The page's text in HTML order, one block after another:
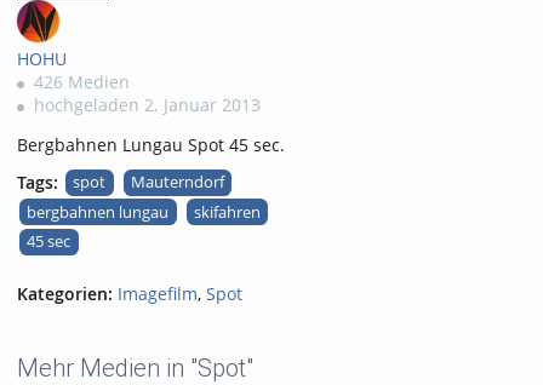
HOHU
426 Medien
hochgeladen 2. Januar 2013
Bergbahnen Lungau Spot 45 sec.
Tags:
spot
Mauterndorf
bergbahnen lungau
skifahren
45 sec
Kategorien: Imagefilm, Spot
Mehr Medien in "Spot"